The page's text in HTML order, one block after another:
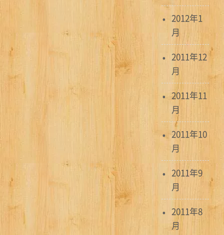
2012年1
月
2011年12
月
2011年11
月
2011年10
月
2011年9
月
2011年8
月